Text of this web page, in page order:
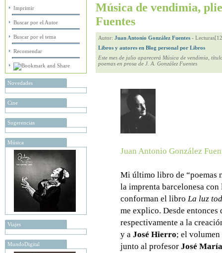
Imprimir
Buscar por el Autor
Buscar por el tema
Recomendar
Novedades
Cine
Sugerencias
Música
Viajes
MundoDigital
Música de vendimia,
Fuentes
Autor: Juan Antonio González Fuentes -
Libros y autores en Blog personal por Libros
Este mes de julio aparecerá Música de vendimia,
poemas en prosa de J. A. González Fuentes
Juan Antonio González
Mi último libro de “poemas
la imprenta barcelonesa
conforman el libro La luz
me explico. Desde entonces
respectivamente a la
y a José Hierro; el
junto al profesor José